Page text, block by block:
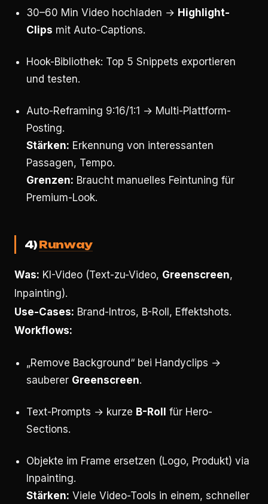
30–60 Min Video hochladen → Highlight-
Clips mit Auto-Captions.
Hook-Bibliothek: Top 5 Snippets exportieren
und testen.
Auto-Reframing 9:16/1:1 → Multi-Plattform-
Posting.
Stärken: Erkennung von interessanten
Passagen, Tempo.
Grenzen: Braucht manuelles Feintuning für
Premium-Look.
4)Runway
Was: KI-Video (Text-zu-Video, Greenscreen,
Inpainting).
Use-Cases: Brand-Intros, B-Roll, Effektshots.
Workflows:
„Remove Background“ bei Handyclips →
sauberer Greenscreen.
Text-Prompts → kurze B-Roll
für Hero-
Sections.
Objekte im Frame ersetzen (Logo, Produkt) via
Inpainting.
Stärken: Viele Video-Tools in einem, schneller